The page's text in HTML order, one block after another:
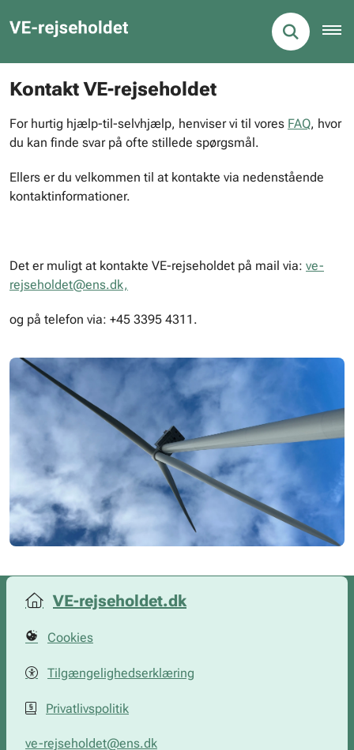
Kontakt VE-rejseholdet
For hurtig hjælp-til-selvhjælp, henviser vi til vores FAQ, hvor
du kan finde svar på ofte stillede spørgsmål.
Ellers er du velkommen til at kontakte via nedenstående
kontaktinformationer.
Det er muligt at kontakte VE-rejseholdet på mail via: ve-
rejseholdet@ens.dk,
og på telefon via: +45 3395 4311.
VE-rejseholdet.dk
Cookies
Tilgængelighedserklæring
Privatlivspolitik
ve-rejseholdet@ens.dk